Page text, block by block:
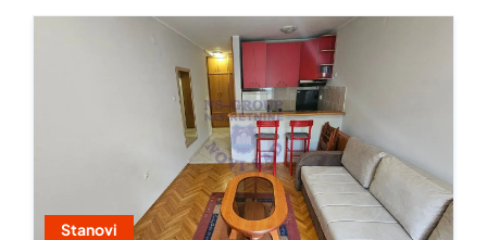
Stanovi